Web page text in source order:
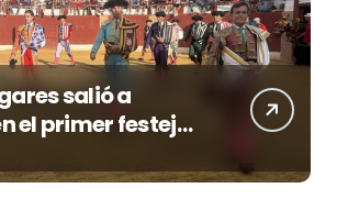
salió a
el primer festejo